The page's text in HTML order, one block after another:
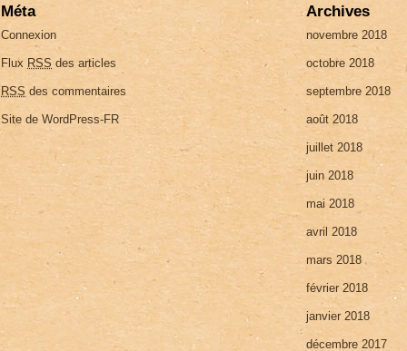
Méta
Connexion
Flux RSS des articles
RSS des commentaires
Site de WordPress-FR
Archives
novembre 2018
octobre 2018
septembre 2018
août 2018
juillet 2018
juin 2018
mai 2018
avril 2018
mars 2018
février 2018
janvier 2018
décembre 2017